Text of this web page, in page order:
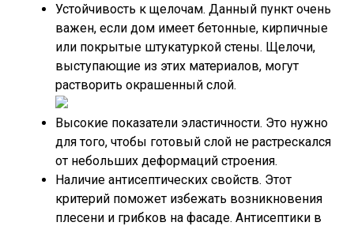
Устойчивость к щелочам. Данный пункт очень
важен, если дом имеет бетонные, кирпичные
или покрытые штукатуркой стены. Щелочи,
выступающие из этих материалов, могут
растворить окрашенный слой.
Высокие показатели эластичности. Это нужно
для того, чтобы готовый слой не растрескался
от небольших деформаций строения.
Наличие антисептических свойств. Этот
критерий поможет избежать возникновения
плесени и грибков на фасаде. Антисептики в